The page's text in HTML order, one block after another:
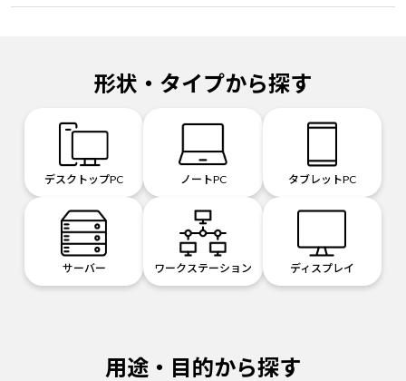
形状・タイプから探す
デスクトップPC ノートPC タブレットPC
サーバー ワークステーション ディスプレイ
用途・目的から探す